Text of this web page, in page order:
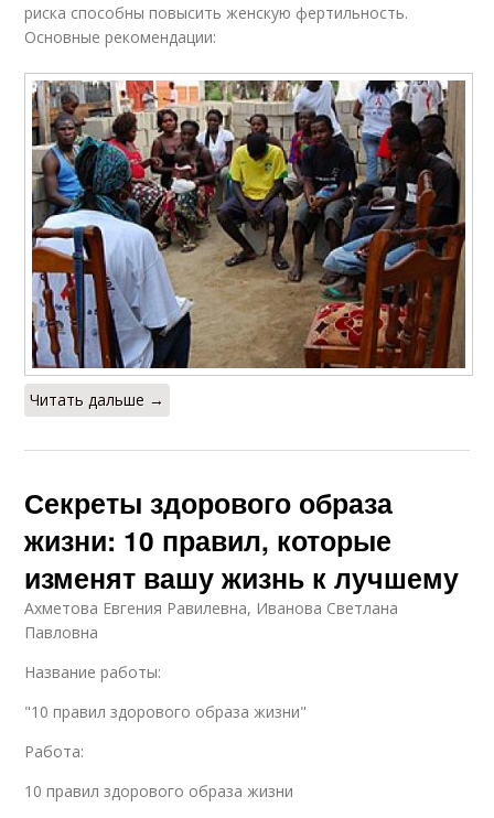
риска способны повысить женскую фертильность.
Основные рекомендации:
Читать дальше →
Секреты здорового образа
жизни: 10 правил, которые
изменят вашу жизнь к лучшему
Ахметова Евгения Равилевна, Иванова Светлана
Павловна
Название работы:
"10 правил здорового образа жизни"
Работа:
10 правил здорового образа жизни